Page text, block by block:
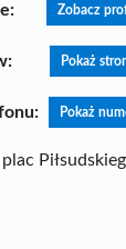
Zobacz
Pokaż
Pokaż
plac